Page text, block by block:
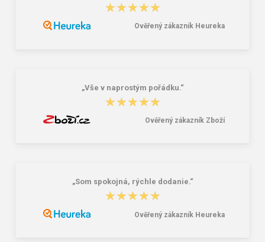
★★★★★
★★★★★
Ověřený zákazník Heureka
„Vše v naprostým pořádku.“
★★★★★
★★★★★
Ověřený zákazník Zboží
„Som spokojná, rýchle dodanie.“
★★★★★
★★★★★
Ověřený zákazník Heureka